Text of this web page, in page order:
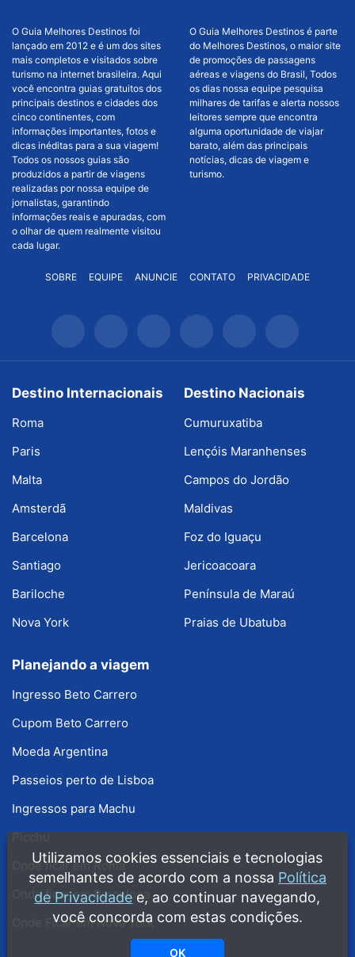
O Guia Melhores Destinos foi
lançado em 2012 e é um dos sites
mais completos e visitados sobre
turismo na internet brasileira. Aqui
você encontra guias gratuitos dos
principais destinos e cidades dos
cinco continentes, com
informações importantes, fotos e
dicas inéditas para a sua viagem!
Todos os nossos guias são
produzidos a partir de viagens
realizadas por nossa equipe de
jornalistas, garantindo
informações reais e apuradas, com
o olhar de quem realmente visitou
cada lugar.
O Guia Melhores Destinos é parte
do Melhores Destinos, o maior site
de promoções de passagens
aéreas e viagens do Brasil, Todos
os dias nossa equipe pesquisa
milhares de tarifas e alerta nossos
leitores sempre que encontra
alguma oportunidade de viajar
barato, além das principais
notícias, dicas de viagem e
turismo.
SOBRE EQUIPE ANUNCIE CONTATO PRIVACIDADE
Destino Internacionais
Roma
Paris
Malta
Amsterdã
Barcelona
Santiago
Bariloche
Nova York
Destino Nacionais
Cumuruxatiba
Lençóis Maranhenses
Campos do Jordão
Maldivas
Foz do Iguaçu
Jericoacoara
Península de Maraú
Praias de Ubatuba
Planejando a viagem
Ingresso Beto Carrero
Cupom Beto Carrero
Moeda Argentina
Passeios perto de Lisboa
Ingressos para Machu
Picchu
Onde ficar em Roma
Onde ficar em Barcelona
Onde Ficar em Nova York
Utilizamos cookies essenciais e tecnologias
semelhantes de acordo com a nossa Política
de Privacidade e, ao continuar navegando,
você concorda com estas condições.
OK